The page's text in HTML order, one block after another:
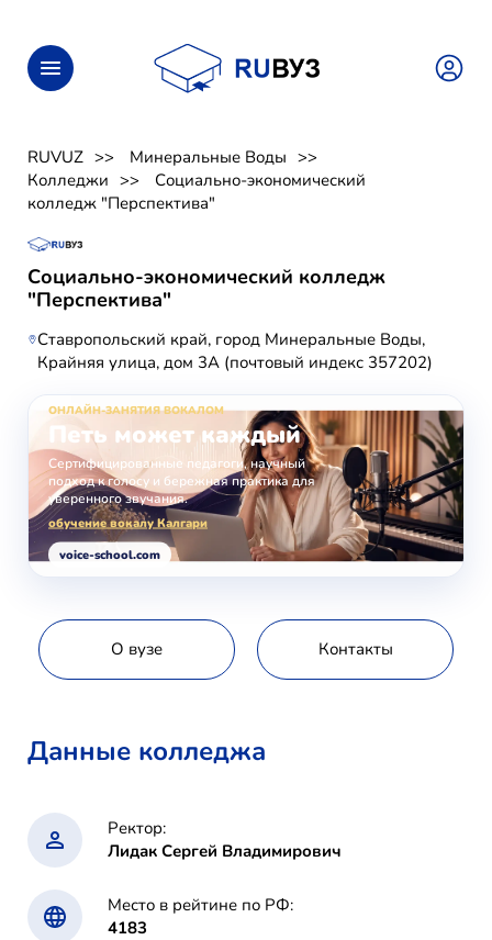
RUVUZ
Минеральные Воды
Колледжи
Социально-экономический
колледж "Перспектива"
Социально-экономический колледж
"Перспектива"
Ставропольский край, город Минеральные Воды,
Крайняя улица, дом 3А (почтовый индекс 357202)
ОНЛАЙН-ЗАНЯТИЯ ВОКАЛОМ
Петь может каждый
Сертифицированные педагоги, научный
подход к голосу и бережная практика для
уверенного звучания.
обучение вокалу Калгари
voice-school.com
О вузе Контакты
Данные колледжа
Ректор:
Лидак Сергей Владимирович
Место в рейтине по РФ:
4183